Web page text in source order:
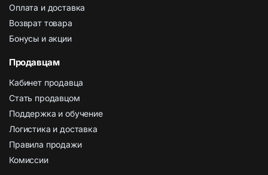
Оплата и доставка
Возврат товара
Бонусы и акции
Продавцам
Кабинет продавца
Стать продавцом
Поддержка и обучение
Логистика и доставка
Правила продажи
Комиссии